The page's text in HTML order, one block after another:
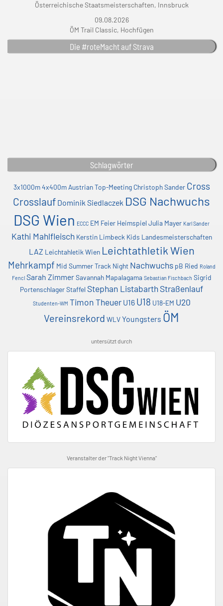
Österreichische Staatsmeisterschaften, Innsbruck
09.08.2026
ÖM Trail Classic, Hochfügen
Die #roteMacht auf Strava
Schlagwörter
3x1000m 4x400m Austrian Top-Meeting Christoph Sander Cross
Crosslauf Dominik Siedlaczek DSG Nachwuchs
DSG Wien ECCC EM Feier Heimspiel Julia Mayer Karl Sander
Kathi Mahlfleisch Kerstin Limbeck Kids Landesmeisterschaften
LAZ Leichtahletik Wien Leichtathletik Wien
Mehrkampf Mid Summer Track Night Nachwuchs pB Ried Roland
Fencl Sarah Zimmer Savannah Mapalagama Sebastian Fischbach Sigrid
PortenschlagerStaffel Stephan ListabarthStraßenlauf
Studenten-WM Timon Theuer U16 U18 U18-EM U20
Vereinsrekord WLVYoungsters ÖM
untersützt durch
Veranstalter der "Track Night Vienna"